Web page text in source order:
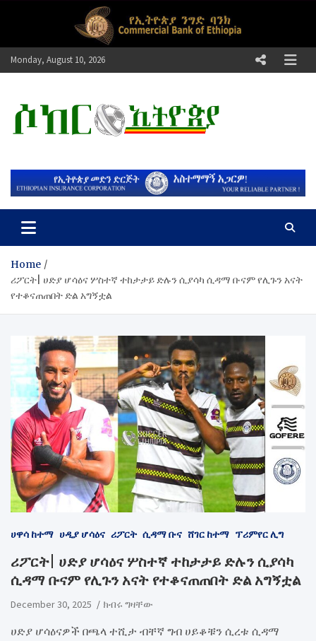
Monday, August 10, 2026
ሶከር ኢትዮጵያ
Home
ሪፖርት| ሀድያ ሆሳዕና ሦስተኛ ተከታታይ ድሉን ሲያሳካ ሲዳማ ቡናም የሊጉን አናት
የተቆናጠጠበት ድል አግኝቷል
ሀዋሳ ከተማ ሀዲያ ሆሳዕና ሪፖርት ሲዳማ ቡና ሸገር ከተማ ፕሪምየር ሊግ
ሪፖርት| ሀድያ ሆሳዕና ሦስተኛ ተከታታይ ድሉን ሲያሳካ
ሲዳማ ቡናም የሊጉን አናት የተቆናጠጠበት ድል አግኝቷል
December 30, 2025 ክብሩ ግዛቸው
ሀድያ ሆሳዕናዎች በጫላ ተሺታ ብቸኛ ግብ ሀይቆቹን ሲረቱ ሲዳማ